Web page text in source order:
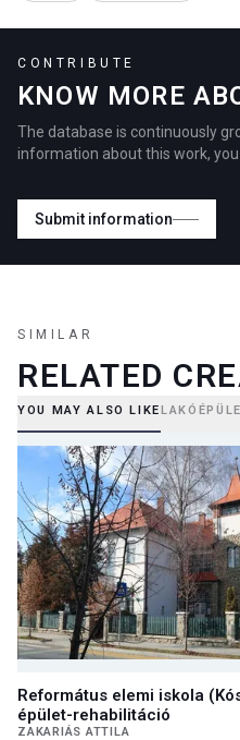
CONTRIBUTE
KNOW MORE
The database is continuously
information about this work, you
Submit information
SIMILAR
RELATED
YOU MAY ALSO LIKE
Református elemi iskola
épület-rehabilitáció
ZAKARIÁS ATTILA